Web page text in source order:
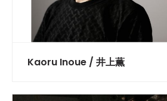
Kaoru Inoue / 井上薫